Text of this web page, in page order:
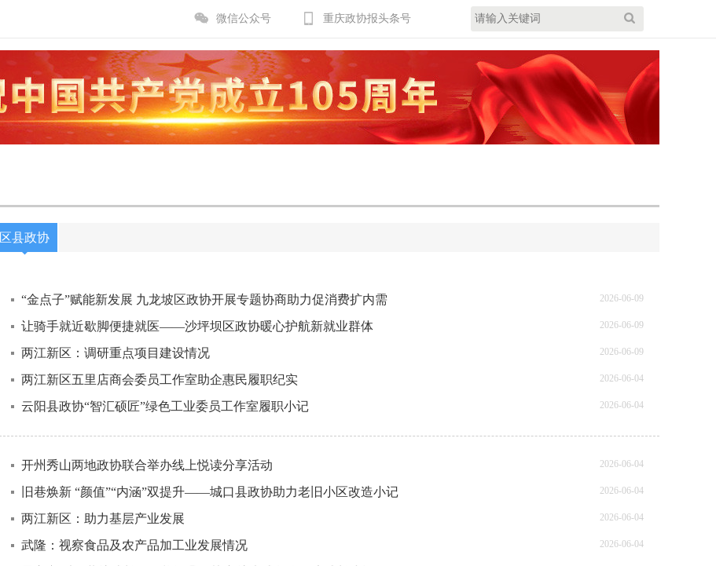
微信公众号 重庆政协报头条号
区县政协
“金点子”赋能新发展 九龙坡区政协开展专题协商助力促消费扩内需 2026-06-09
让骑手就近歇脚便捷就医——沙坪坝区政协暖心护航新就业群体 2026-06-09
两江新区：调研重点项目建设情况 2026-06-09
两江新区五里店商会委员工作室助企惠民履职纪实 2026-06-04
云阳县政协“智汇硕匠”绿色工业委员工作室履职小记 2026-06-04
开州秀山两地政协联合举办线上悦读分享活动 2026-06-04
旧巷焕新 “颜值”“内涵”双提升——城口县政协助力老旧小区改造小记 2026-06-04
两江新区：助力基层产业发展 2026-06-04
武隆：视察食品及农产品加工业发展情况 2026-06-04